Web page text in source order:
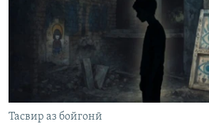
Тасвир аз бойгонӣ